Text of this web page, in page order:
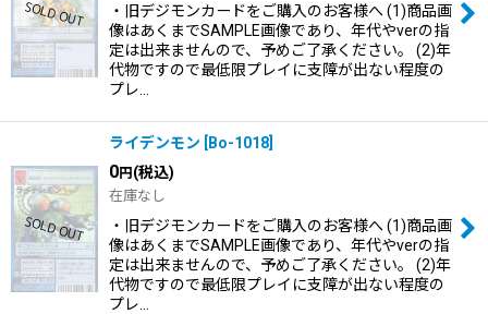
・旧デジモンカードをご購入のお客様へ (1)商品画
像はあくまでSAMPLE画像であり、年代やverの指
定は出来ませんので、予めご了承ください。 (2)年
代物ですので最低限プレイに支障が出ない程度の
プレ…
ライデンモン Bo-1018
0円(税込)
在庫なし
・旧デジモンカードをご購入のお客様へ (1)商品画
像はあくまでSAMPLE画像であり、年代やverの指
定は出来ませんので、予めご了承ください。 (2)年
代物ですので最低限プレイに支障が出ない程度の
プレ…